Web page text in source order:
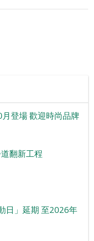
登場 歡迎時尚品牌
翻新工程
日」延期 至2026年